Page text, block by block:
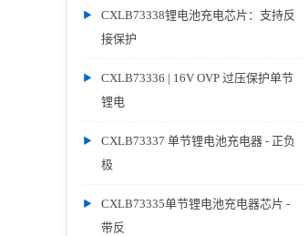
CXLB73338锂电池充电芯片：支持反
接保护
CXLB73336 | 16V OVP 过压保护单节
锂电
CXLB73337 单节锂电池充电器 - 正负
极
CXLB73335单节锂电池充电器芯片 -
带反